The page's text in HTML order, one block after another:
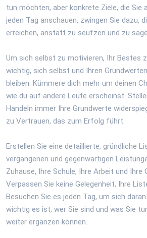
tun möchten, aber konkrete Ziele, die Sie
jeden Tag anschauen, zwingen Sie dazu,
erreichen, anstatt zu seufzen und zu
Um sich selbst zu motivieren, Ihr Bestes
wichtig, sich selbst und Ihren
bleiben. Kümmere dich mehr um deinen
wie du auf andere Leute erscheinst.
Handeln immer Ihre Grundwerte
zu Vertrauen, das zum Erfolg führt.
Erstellen Sie eine detaillierte, gründliche
vergangenen und gegenwärtigen
Zuhause, Ihre Schule, Ihre Arbeit und Ihre
Verpassen Sie keine Gelegenheit, Ihre
Besuchen Sie es jeden Tag, um sich
wichtig es ist, wer Sie sind und was Sie
weiter ergänzen können.